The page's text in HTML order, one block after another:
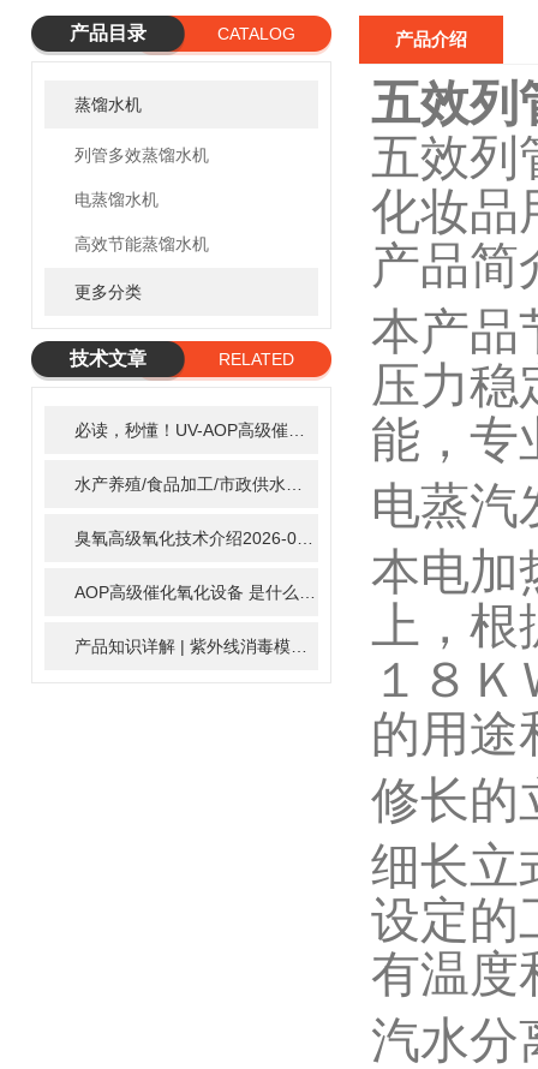
产品目录 CATALOG
蒸馏水机
列管多效蒸馏水机
电蒸馏水机
高效节能蒸馏水机
更多分类
技术文章
RELATED
臭氧高级氧化技术介绍2026-02-27
2025-11-17
2024-01-16
产品介绍
五效列
五效列
化妆品
产品简
本产品
压力稳
能，专
电蒸汽
本电加
上，
１８
的用途
修长的
细长立
设定的
有温度
汽水分